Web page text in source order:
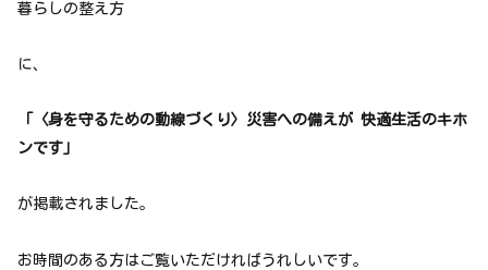
暮らしの整え方
に、
「〈身を守るための動線づくり〉災害への備えが 快適生活のキホ
ンです」
が掲載されました。
お時間のある方はご覧いただければうれしいです。